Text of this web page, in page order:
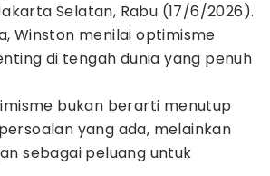
Selatan, Rabu (17/6/2026).
Winston menilai optimisme
di tengah dunia yang penuh
bukan berarti menutup
yang ada, melainkan
sebagai peluang untuk